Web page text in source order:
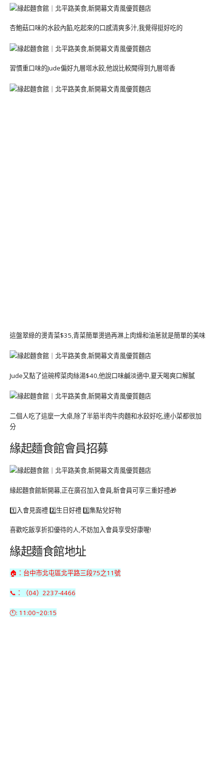
杏鮑菇口味的水餃內餡,吃起來的口感清爽多汁,我覺得挺好吃的
習慣重口味的Jude偏好九層塔水餃,他說比較聞得到九層塔香
這盤翠綠的燙青菜$35,青菜簡單燙過再淋上肉燥和油蔥就是簡單的美味
Jude又點了這碗榨菜肉絲湯$40,他說口味鹹淡適中,夏天喝爽口解膩
二個人吃了這麼一大桌,除了半筋半肉牛肉麵和水餃好吃,連小菜都很加
分
緣起麵食館會員招募
緣起麵食館新開幕,正在廣召加入會員,新會員可享三重好禮🎁
1️⃣入會見面禮 2️⃣生日好禮 3️⃣集點兌好物
喜歡吃飯享折扣優待的人,不妨加入會員享受好康喔!
緣起麵食館地址
🏠：台中市北屯區北平路三段75之11號
📞：（04）2237-4466
🕚: 11:00~20:15